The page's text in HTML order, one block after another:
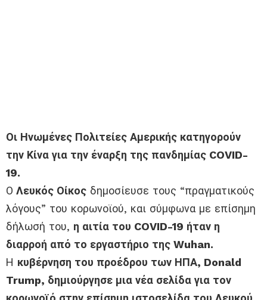
Οι Ηνωμένες Πολιτείες Αμερικής κατηγορούν
την Κίνα για την έναρξη της πανδημίας COVID-
19.
Ο Λευκός Οίκος δημοσίευσε τους “πραγματικούς
λόγους” του κορωνοϊού, και σύμφωνα με επίσημη
δήλωσή του, η αιτία του COVID-19 ήταν η
διαρροή από το εργαστήριο της Wuhan.
Η κυβέρνηση του προέδρου των ΗΠΑ, Donald
Trump, δημιούργησε μια νέα σελίδα για τον